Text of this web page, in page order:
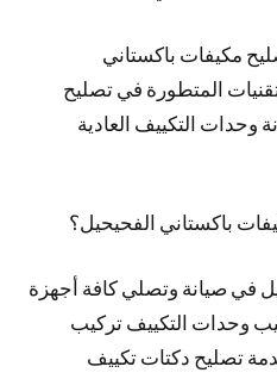
مكيفات باكستاني
المتطورة في تصليح
وحدات التكييف العادية
باكستاني الفحيحيل؟
في صيانة وتصلي كافة أجهزة
وحدات التكييف تركيب
تصليح دكتات تكييف